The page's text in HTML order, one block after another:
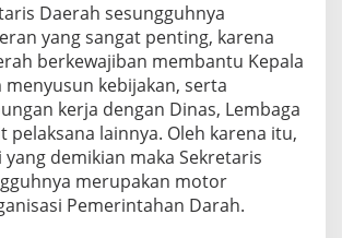
Daerah sesungguhnya
yang sangat penting, karena
berkewajiban membantu Kepala
menyusun kebijakan, serta
kerja dengan Dinas, Lembaga
pelaksana lainnya. Oleh karena itu,
demikian maka Sekretaris
merupakan motor
Pemerintahan Darah.